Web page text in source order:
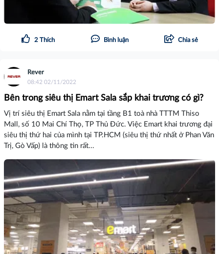
2 Thích Bình luận Chia sẻ
Rever
08:42 02/11/2022
Bên trong siêu thị Emart Sala sắp khai trương có gì?
Vị trí siêu thị Emart Sala nằm tại tầng B1 toà nhà TTTM Thiso
Mall, số 10 Mai Chí Thọ, TP Thủ Đức. Việc Emart khai trương đại
siêu thị thứ hai của mình tại TP.HCM (siêu thị thứ nhất ở Phan Văn
Trị, Gò Vấp) là thông tin rất...